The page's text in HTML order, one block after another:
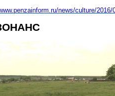
news/culture/